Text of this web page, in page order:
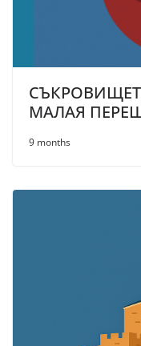
МАЛАЯ
9 months